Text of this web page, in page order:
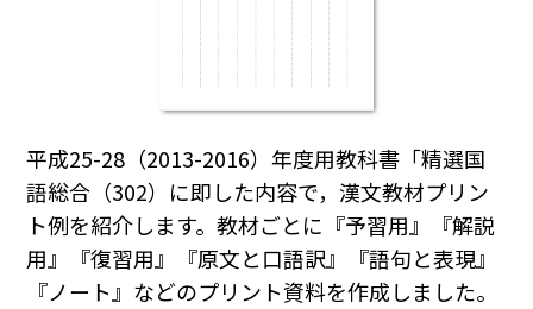
平成25-28（2013-2016）年度用教科書「精選国
語総合（302）に即した内容で，漢文教材プリン
ト例を紹介します。教材ごとに『予習用』『解説
用』『復習用』『原文と口語訳』『語句と表現』
『ノート』などのプリント資料を作成しました。